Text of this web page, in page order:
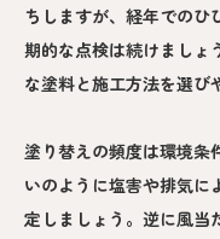
ちしますが、経年でのひ
期的な点検は続けましょ
な塗料と施工方法を選び
塗り替えの頻度は環境条
いのように塩害や排気に
定しましょう。逆に風当